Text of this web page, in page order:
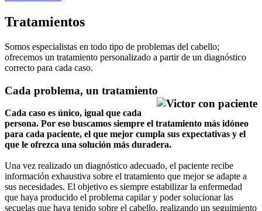
Tratamientos
Somos especialistas en todo tipo de problemas del cabello;
ofrecemos un tratamiento personalizado a partir de un diagnóstico
correcto para cada caso.
Cada problema, un tratamiento
Cada caso es único, igual que cada
persona. Por eso buscamos siempre el tratamiento más idóneo
para cada paciente, el que mejor cumpla sus expectativas y el
que le ofrezca una solución más duradera.
Una vez realizado un diagnóstico adecuado, el paciente recibe
información exhaustiva sobre el tratamiento que mejor se adapte a
sus necesidades. El objetivo es siempre estabilizar la enfermedad
que haya producido el problema capilar y poder solucionar las
secuelas que haya tenido sobre el cabello, realizando un seguimiento